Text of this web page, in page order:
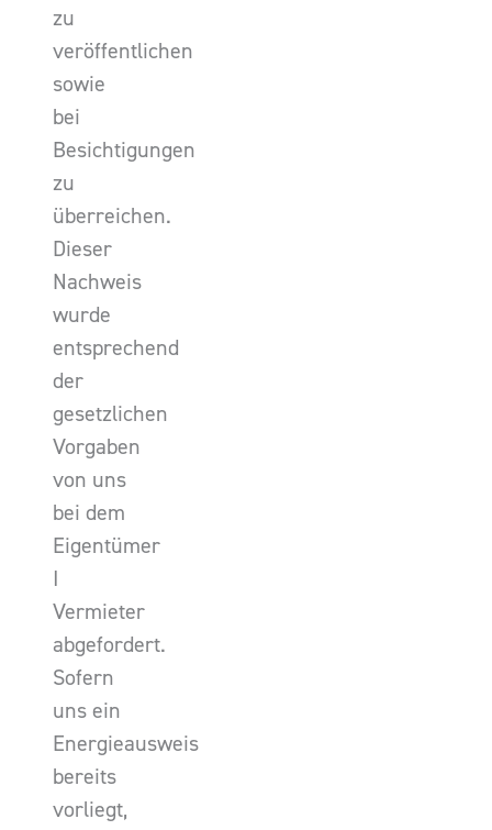
zu
veröffentlichen
sowie
bei
Besichtigungen
zu
überreichen.
Dieser
Nachweis
wurde
entsprechend
der
gesetzlichen
Vorgaben
von uns
bei dem
Eigentümer
I
Vermieter
abgefordert.
Sofern
uns ein
Energieausweis
bereits
vorliegt,